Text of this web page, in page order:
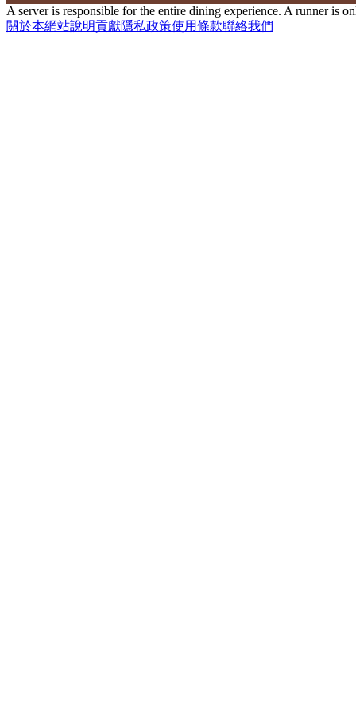
A server is responsible for the entire dining experience. A runner is
關於本網站說明貢獻隱私政策使用條款聯絡我們